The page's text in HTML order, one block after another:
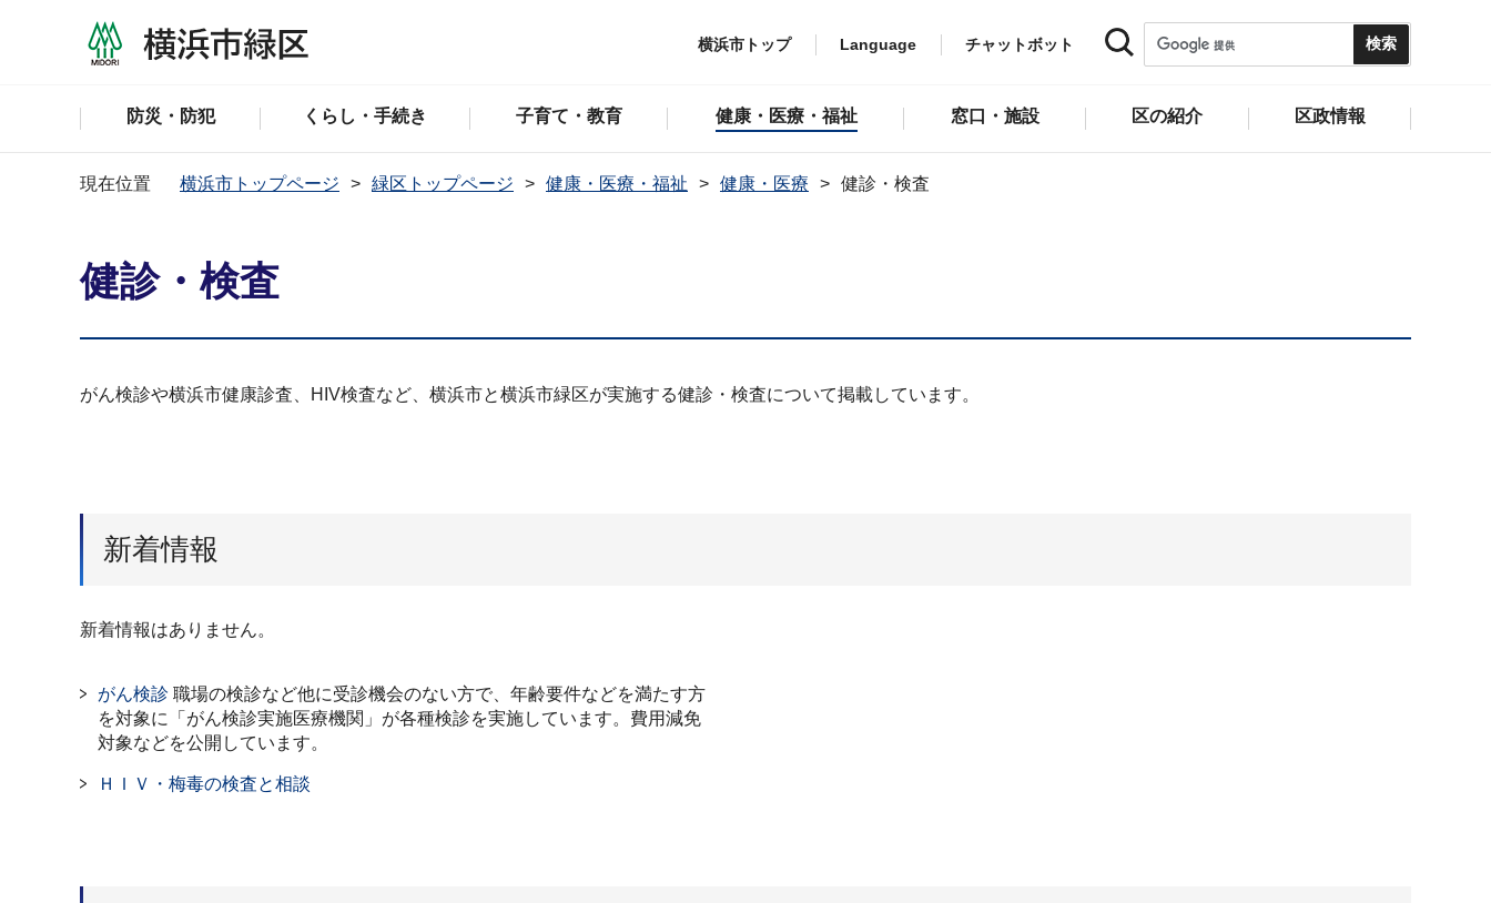
横浜市トップ Language チャットボット
防災・防犯 くらし・手続き 子育て・教育 健康・医療・福祉 窓口・施設 区の紹介 区政情報
現在位置 横浜市トップページ 緑区トップページ 健康・医療・福祉 健康・医療 健診・検査
健診・検査
がん検診や横浜市健康診査、HIV検査など、横浜市と横浜市緑区が実施する健診・検査について掲載しています。
新着情報
新着情報はありません。
がん検診 職場の検診など他に受診機会のない方で、年齢要件などを満たす方
を対象に「がん検診実施医療機関」が各種検診を実施しています。費用減免
対象などを公開しています。
ＨＩＶ・梅毒の検査と相談